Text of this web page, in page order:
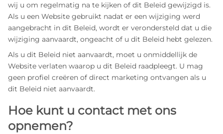
wij u om regelmatig na te kijken of dit Beleid gewijzigd is.
Als u een Website gebruikt nadat er een wijziging werd
aangebracht in dit Beleid, wordt er verondersteld dat u die
wijziging aanvaardt, ongeacht of u dit Beleid hebt gelezen.
Als u dit Beleid niet aanvaardt, moet u onmiddellijk de
Website verlaten waarop u dit Beleid raadpleegt. U mag
geen profiel creëren of direct marketing ontvangen als u
dit Beleid niet aanvaardt.
Hoe kunt u contact met ons
opnemen?